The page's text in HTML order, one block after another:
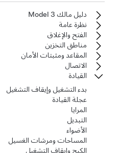
دليل مالك Model 3
نظرة عامة
الفتح والإغلاق
مناطق التخزين
المقاعد ومثبتات الأمان
الاتصال
القيادة
بدء التشغيل وإيقاف التشغيل
عجلة القيادة
المرايا
التبديل
الأضواء
المساحات ومرشات الغسيل
الكبح وإيقاف التشغيل